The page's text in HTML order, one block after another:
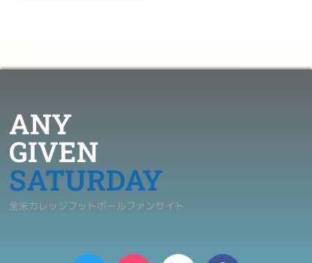
ANY
GIVEN
SATURDAY
全米カレッジフットボールファンサイト